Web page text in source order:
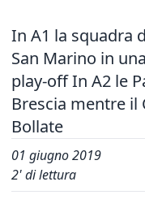
In A1 la squadra
San Marino in
play-off In A2 le
Brescia mentre il
Bollate
01 giugno 2019
2' di lettura